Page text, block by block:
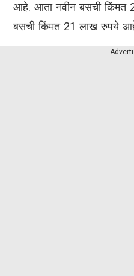
आहे. आता नवीन बसची किंमत
बसची किंमत 21 लाख रुपये